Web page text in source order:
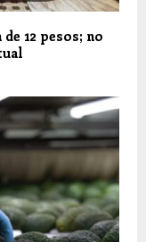
12 pesos; no